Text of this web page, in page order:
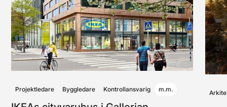
Projektledare Byggledare Kontrollansvarig m.m.